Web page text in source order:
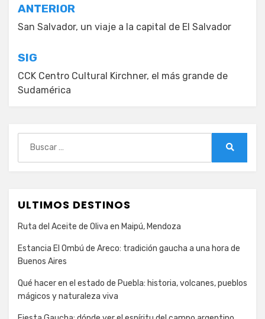
Navegación
de
entradas
ANTERIOR
San Salvador, un viaje a la capital de El Salvador
SIG
CCK Centro Cultural Kirchner, el más grande de
Sudamérica
ULTIMOS DESTINOS
Ruta del Aceite de Oliva en Maipú, Mendoza
Estancia El Ombú de Areco: tradición gaucha a una hora de
Buenos Aires
Qué hacer en el estado de Puebla: historia, volcanes, pueblos
mágicos y naturaleza viva